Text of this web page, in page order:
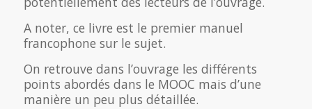
A noter, ce livre est le premier manuel
francophone sur le sujet.
On retrouve dans l’ouvrage les différents
points abordés dans le MOOC mais d’une
manière un peu plus détaillée.